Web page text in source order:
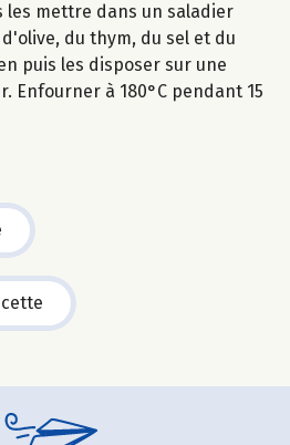
les mettre dans un saladier
du thym, du sel et du
puis les disposer sur une
Enfourner à 180°C pendant 15